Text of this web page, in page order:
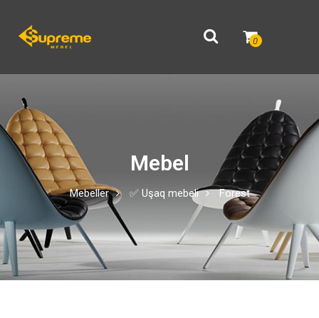
0
Mebel
Mebeller ✅ Uşaq mebeli Forest